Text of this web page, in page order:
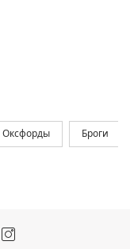
Оксфорды Броги